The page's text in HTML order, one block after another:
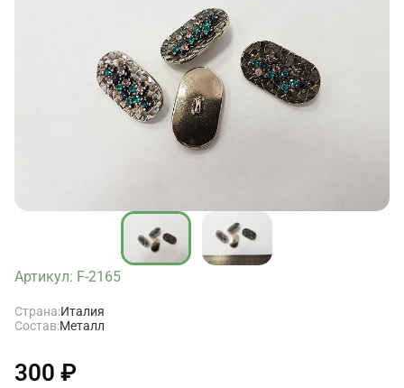
Артикул: F-2165
Страна:Италия
Состав:Металл
300 ₽